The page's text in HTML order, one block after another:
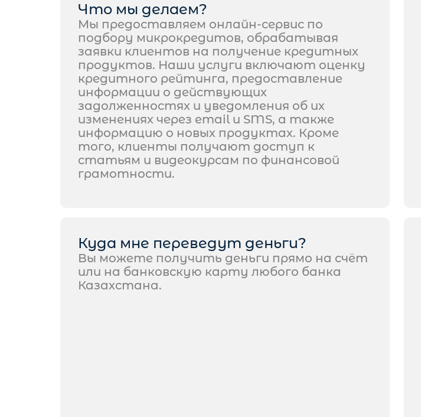
Что мы делаем?
Мы предоставляем онлайн-сервис по
подбору микрокредитов, обрабатывая
заявки клиентов на получение кредитных
продуктов. Наши услуги включают оценку
кредитного рейтинга, предоставление
информации о действующих
задолженностях и уведомления об их
изменениях через email и SMS, а также
информацию о новых продуктах. Кроме
того, клиенты получают доступ к
статьям и видеокурсам по финансовой
грамотности.
Куда мне переведут деньги?
Вы можете получить деньги прямо на счёт
или на банковскую карту любого банка
Казахстана.